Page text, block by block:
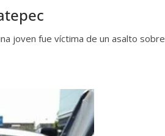
joven fue víctima de un asalto sobre